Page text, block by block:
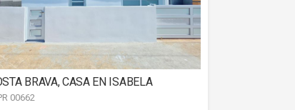
BRAVA, CASA EN ISABELA
00662